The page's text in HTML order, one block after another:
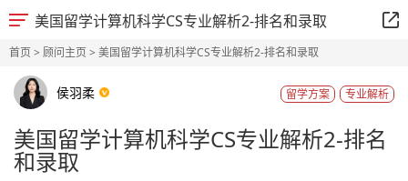
美国留学计算机科学CS专业解析2-排名和录取
首页> 顾问主页> 美国留学计算机科学CS专业解析2-排名和录取
侯羽柔 专业解析
留学方案
美国留学计算机科学CS专业解析2-排名
和录取